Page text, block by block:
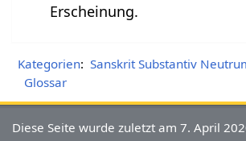
Erscheinung.
Kategorien: Sanskrit Substantiv
Glossar
Diese Seite wurde zuletzt am 7. April